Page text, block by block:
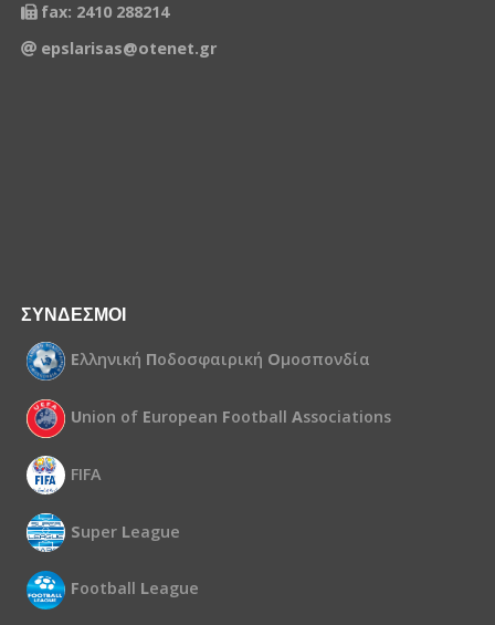
fax: 2410 288214
epslarisas@otenet.gr
ΣΥΝΔΕΣΜΟΙ
Ελληνική Ποδοσφαιρική Ομοσπονδία
Union of European Football Associations
FIFA
Super League
Football League